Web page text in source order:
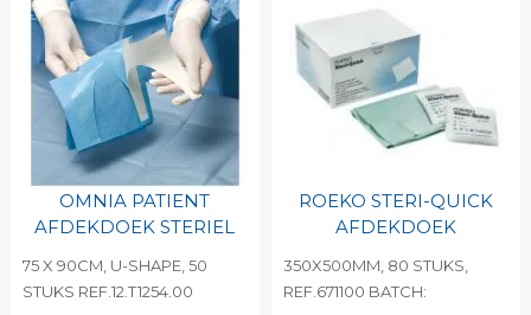
OMNIA PATIENT
AFDEKDOEK STERIEL
75 X 90CM, U-SHAPE, 50
STUKS REF.12.T1254.00
ROEKO STERI-QUICK
AFDEKDOEK
350X500MM, 80 STUKS,
REF.671100 BATCH: